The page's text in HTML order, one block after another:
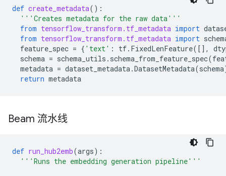
def create_metadata():
'''Creates metadata for the raw data'''
from tensorflow_transform.tf_metadata import
from tensorflow_transform.tf_metadata import
feature_spec = { 'text' : tf. FixedLenFeature([],
schema = schema_utils . schema_from_feature_spec(
metadata = dataset_metadata.DatasetMetadata(schema
return metadata
Beam 流水线
def run_hub2emb(args):
'''Runs the embedding generation pipeline'''